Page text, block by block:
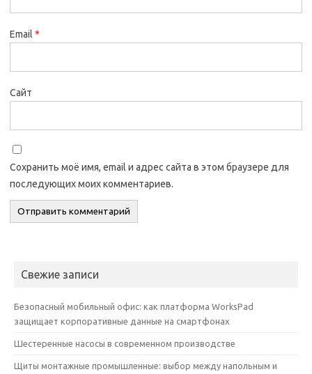
Email *
Сайт
Сохранить моё имя, email и адрес сайта в этом браузере для
последующих моих комментариев.
Свежие записи
Безопасный мобильный офис: как платформа WorksPad
защищает корпоративные данные на смартфонах
Шестеренные насосы в современном производстве
Щиты монтажные промышленные: выбор между напольным и